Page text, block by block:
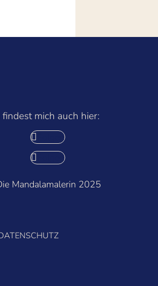
findest mich auch hier:
Folgen
Folgen
Mandalamalerin 2025